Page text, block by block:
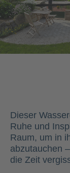
Dieser
Ruhe und
Raum, um in
abzutauchen
die Zeit